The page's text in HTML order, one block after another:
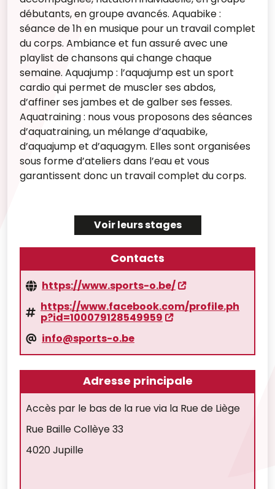
débutants, en groupe avancés. Aquabike :
séance de 1h en musique pour un travail complet
du corps. Ambiance et fun assuré avec une
playlist de chansons qui change chaque
semaine. Aquajump : l’aquajump est un sport
cardio qui permet de muscler ses abdos,
d’affiner ses jambes et de galber ses fesses.
Aquatraining : nous vous proposons des séances
d’aquatraining, un mélange d’aquabike,
d’aquajump et d’aquagym. Elles sont organisées
sous forme d’ateliers dans l’eau et vous
garantissent donc un travail complet du corps.
Voir leurs stages
Contacts
https://www.sports-o.be/
https://www.facebook.com/profile.ph
p?id=100079128549959
info@sports-o.be
Adresse principale
Accès par le bas de la rue via la Rue de Liège
Rue Baille Collèye 33
4020 Jupille